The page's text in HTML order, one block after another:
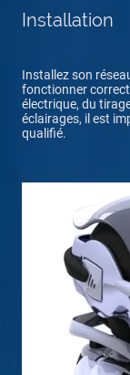
Installation
Installez son
fonctionner
électrique, du
éclairages, il est
qualifié.